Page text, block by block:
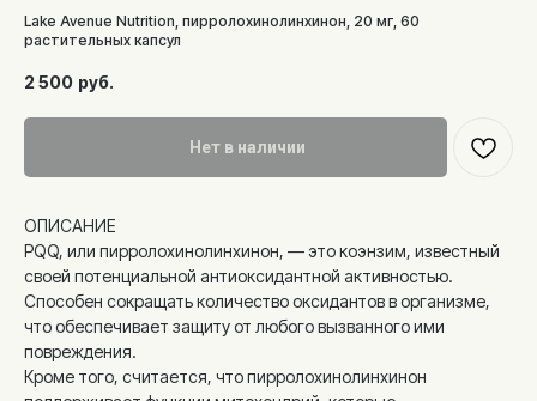
Lake Avenue Nutrition, пирролохинолинхинон, 20 мг, 60
растительных капсул
2 500 руб.
Нет в наличии
ОПИСАНИЕ
PQQ, или пирролохинолинхинон, — это коэнзим, известный
своей потенциальной антиоксидантной активностью.
Способен сокращать количество оксидантов в организме,
что обеспечивает защиту от любого вызванного ими
повреждения.
Кроме того, считается, что пирролохинолинхинон